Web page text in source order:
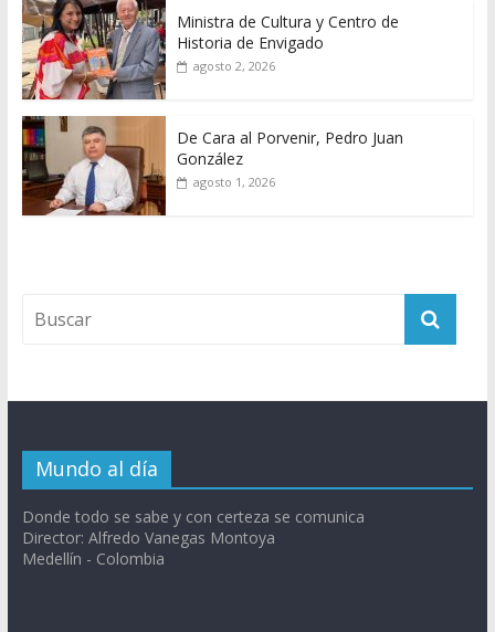
Ministra de Cultura y Centro de
Historia de Envigado
agosto 2, 2026
De Cara al Porvenir, Pedro Juan
González
agosto 1, 2026
Mundo al día
Donde todo se sabe y con certeza se comunica
Director: Alfredo Vanegas Montoya
Medellín - Colombia